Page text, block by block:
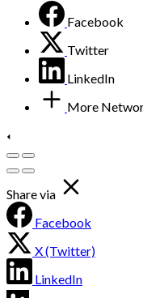
Facebook
Twitter
LinkedIn
More
Share via
Facebook
X (Twitter)
LinkedIn